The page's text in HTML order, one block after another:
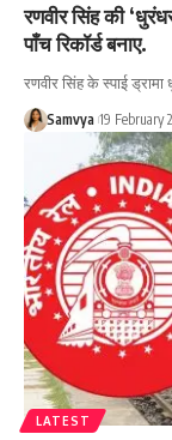
रणवीर सिंह की
पाँच रिकॉर्ड बनाए.
रणवीर सिंह के स्पाई
Samvya 19 February
LATEST